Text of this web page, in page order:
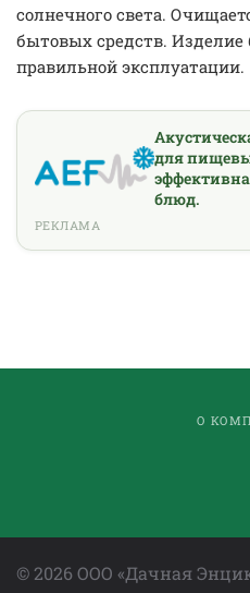
солнечного света.
бытовых средств. Изделие
правильной эксплуатации.
для
блюд.
РЕКЛАМА
О
©2026 ООО «Дачная